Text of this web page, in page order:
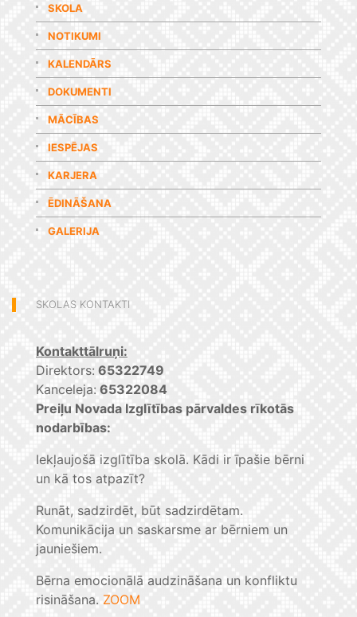
SKOLA
NOTIKUMI
KALENDĀRS
DOKUMENTI
MĀCĪBAS
IESPĒJAS
KARJERA
ĒDINĀŠANA
GALERIJA
SKOLAS KONTAKTI
Kontakttālruņi:
Direktors: 65322749
Kanceleja: 65322084
Preiļu Novada Izglītības pārvaldes rīkotās
nodarbības:
Iekļaujošā izglītība skolā. Kādi ir īpašie bērni
un kā tos atpazīt?
Runāt, sadzirdēt, būt sadzirdētam.
Komunikācija un saskarsme ar bērniem un
jauniešiem.
Bērna emocionālā audzināšana un konfliktu
risināšana. ZOOM